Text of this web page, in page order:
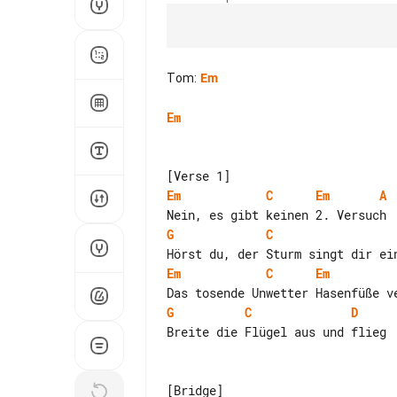
Tom: Em
Em
Em
C Em
A
G
C
Em C Em
G C
D
Breite die Flügel aus und flieg